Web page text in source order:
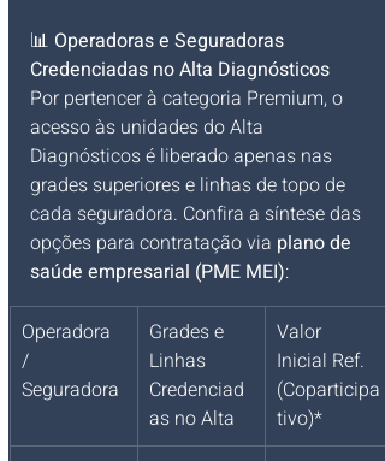
📊 Operadoras e Seguradoras
Credenciadas no Alta Diagnósticos
Por pertencer à categoria Premium, o
acesso às unidades do Alta
Diagnósticos é liberado apenas nas
grades superiores e linhas de topo de
cada seguradora. Confira a síntese das
opções para contratação via plano de
saúde empresarial (PME MEI):
Operadora
/
Seguradora
Grades e
Linhas
Credenciad
as no Alta
Valor
Inicial Ref.
(Coparticipa
tivo)*